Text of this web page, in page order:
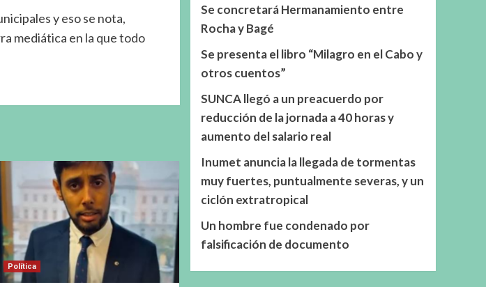
y eso se nota,
mediática en la que todo
Política
Se concretará Hermanamiento entre
Rocha y Bagé
Se presenta el libro “Milagro en el Cabo y
otros cuentos”
SUNCA llegó a un preacuerdo por
reducción de la jornada a 40 horas y
aumento del salario real
Inumet anuncia la llegada de tormentas
muy fuertes, puntualmente severas, y un
ciclón extratropical
Un hombre fue condenado por
falsificación de documento